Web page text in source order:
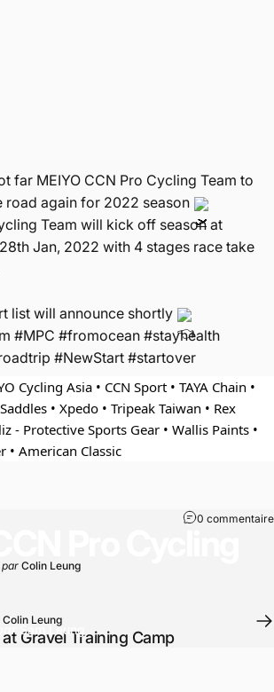
par Sam Leung
far MEIYO CCN Pro Cycling Team to
road again for 2022 season
Team will kick off season at
Jan, 2022 with 4 stages race take
list will announce shortly
#MPC #fromocean #stayhealth
#NewStart #startover
Cycling Asia • CCN Sport • TAYA Chain
• Xpedo • Tripeak Taiwan • Rex
- Protective Sports Gear
• American Classic
0 commentaire
par Colin Leung
Colin Leung
Gravel Training Camp